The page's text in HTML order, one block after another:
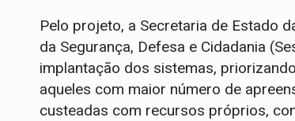
Pelo projeto, a Secretaria de Estado
da Segurança, Defesa e Cidadania
implantação dos sistemas,
aqueles com maior número de
custeadas com recursos próprios,